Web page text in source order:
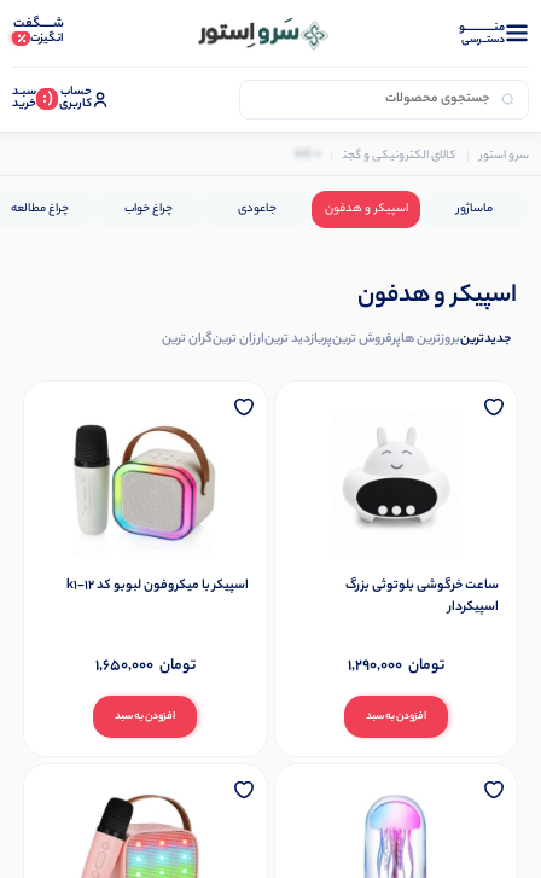
منــــــــــــو
دستــرسی
شـــــگفت
انگیزت
حساب
کاربری (: سبـد
خرید
سرو استور کالای الکترونیکی و گجت اسپیکر و هدفون
ماساژور اسپیکر و هدفون جاعودی چراغ خواب چراغ مطالعه
اسپیکر و هدفون
جدیدترینبروزترین هاپرفروش ترینپربازدید ترینارزان ترینگران ترین
ساعت خرگوشی بلوتوثی بزرگ
اسپیکردار
افزودن به سبد
1,290,000 تومان
اسپیکر با میکروفون لبوبو کد k1-12
افزودن به سبد
1,650,000 تومان